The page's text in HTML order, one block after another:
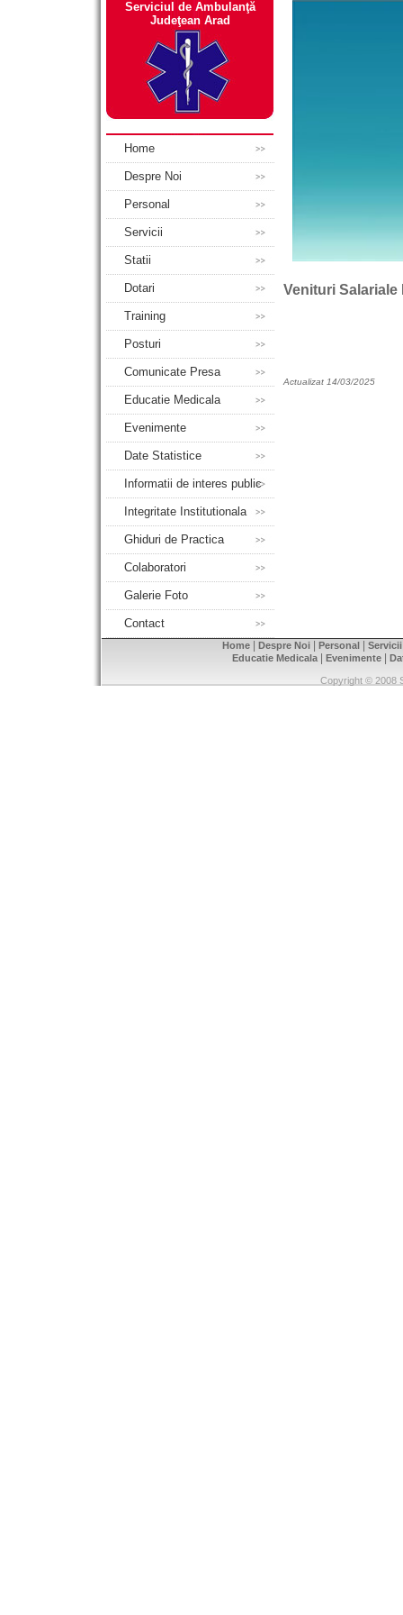
Serviciul de Ambulanţă
Judeţean Arad
Home
Despre Noi
Personal
Servicii
Statii
Dotari
Training
Posturi
Comunicate Presa
Educatie Medicala
Evenimente
Date Statistice
Informatii de interes public
Integritate Institutionala
Ghiduri de Practica
Colaboratori
Galerie Foto
Contact
Venituri Salariale
Actualizat 14/03/2025
Home Despre Noi Personal
Educatie Medicala
Evenimente
Copyright © 2008